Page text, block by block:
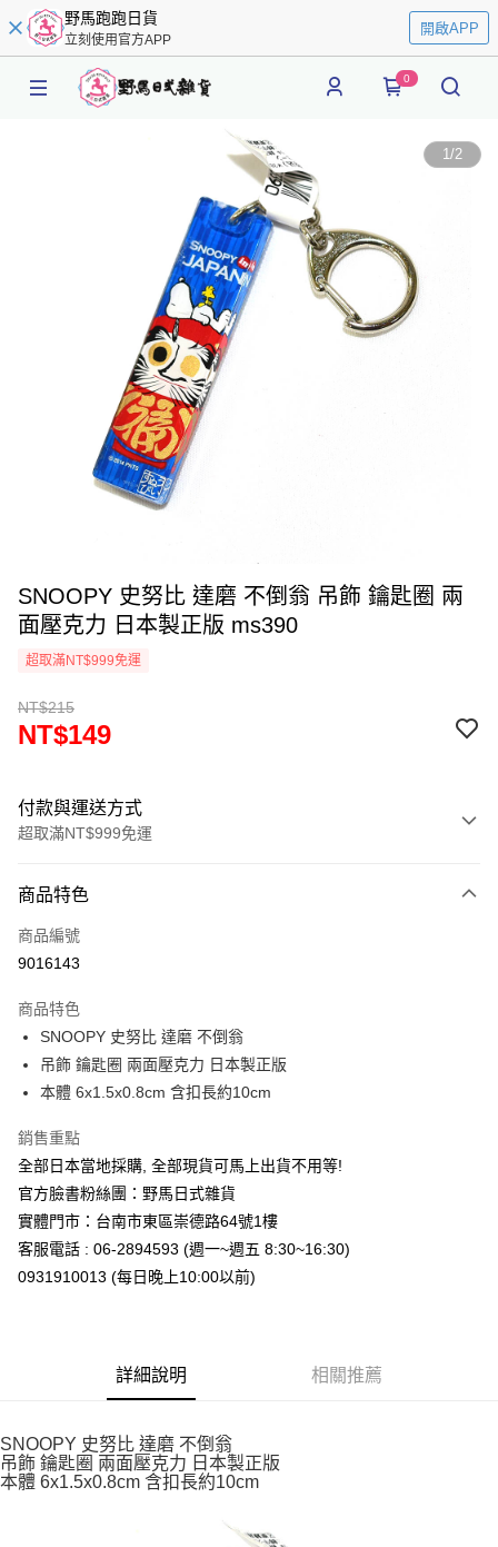
野馬跑跑日貨
立刻使用官方APP
開啟APP
0
1/2
SNOOPY 史努比 達磨 不倒翁 吊飾 鑰匙圈 兩
面壓克力 日本製正版 ms390
超取滿NT$999免運
NT$215
NT$149
付款與運送方式
超取滿NT$999免運
信用卡一次付款
信用卡分期付款
合作金庫商業銀行
華南商業銀行
上海商業儲蓄銀行
台北富邦商業銀行
國泰世華商業銀行
兆豐國際商業銀行
匯豐（台灣）商業銀行
聯邦商業銀行
遠東國際商業銀行
元大商業銀行
台新國際商業銀行
中國信託商業銀行
台灣樂天信用卡公司
LINE Pay
街口支付
悠遊付
Google Pay
ATM付款
每筆NT$65，滿NT$999(含以上)免運費
付款後全家取貨
每筆NT$65，滿NT$999(含以上)免運費
每筆NT$65，滿NT$999(含以上)免運費
商品特色
商品編號
9016143
商品特色
SNOOPY 史努比 達磨 不倒翁
吊飾 鑰匙圈 兩面壓克力 日本製正版
本體 6x1.5x0.8cm 含扣長約10cm
銷售重點
全部日本當地採購, 全部現貨可馬上出貨不用等!
官方臉書粉絲團：野馬日式雜貨
實體門市：台南市東區崇德路64號1樓
客服電話 : 06-2894593 (週一~週五 8:30~16:30)
0931910013 (每日晚上10:00以前)
詳細說明 相關推薦
SNOOPY 史努比 達磨 不倒翁
吊飾 鑰匙圈 兩面壓克力 日本製正版
本體 6x1.5x0.8cm 含扣長約10cm